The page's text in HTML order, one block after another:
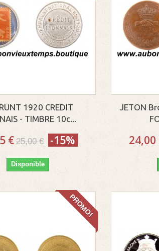
1920 CREDIT
- TIMBRE 10c...
€ 25,00 € -15%
Disponible
JETON
24,00
PROMO!